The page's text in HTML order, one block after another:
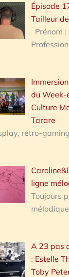
Épisode
Tailleur
Prénom
du Week-
Culture
Tarare
rétro-
ligne
Toujours
A 23 pas
: Estelle
Toby